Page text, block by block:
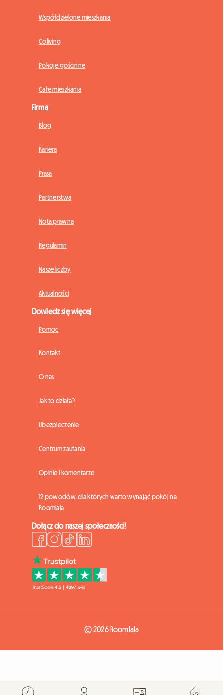
Współdzielone mieszkania
Coliving
Pokoje gościnne
Całe mieszkania
Firma
Blog
Kariera
Prasa
Partnerstwa
Nota prawna
Regulamin
Nasze liczby
Aktualności
Dowiedz się więcej
Pomoc
Kontakt
O nas
Jak to działa?
Ubezpieczenie
Centrum zaufania
Opinie i komentarze
12 powodów, dla których warto wynająć pokój na
Roomlala
Dołącz do naszej społeczności!
© 2026 Roomlala